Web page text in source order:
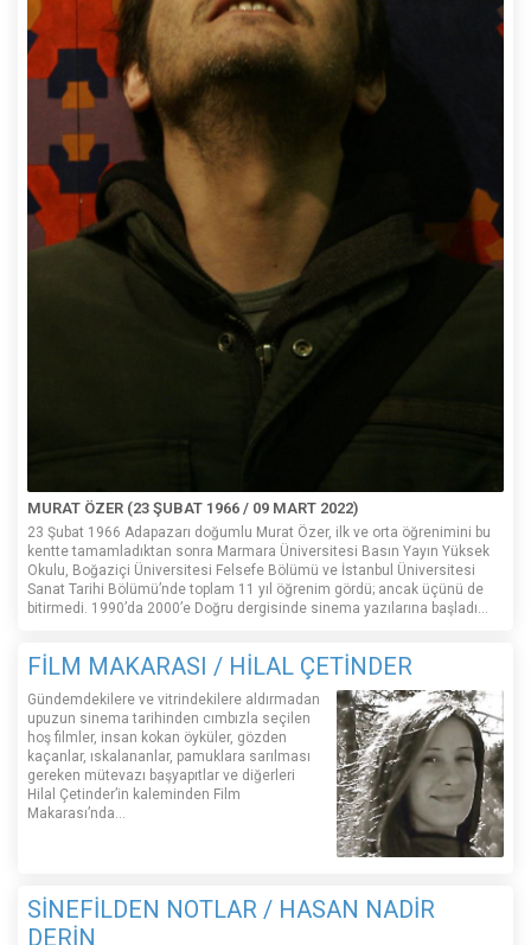
MURAT ÖZER (23 ŞUBAT 1966 / 09 MART 2022)
23 Şubat 1966 Adapazarı doğumlu Murat Özer, ilk ve orta öğrenimini bu
kentte tamamladıktan sonra Marmara Üniversitesi Basın Yayın Yüksek
Okulu, Boğaziçi Üniversitesi Felsefe Bölümü ve İstanbul Üniversitesi
Sanat Tarihi Bölümü’nde toplam 11 yıl öğrenim gördü; ancak üçünü de
bitirmedi. 1990’da 2000’e Doğru dergisinde sinema yazılarına başladı...
FİLM MAKARASI / HİLAL ÇETİNDER
Gündemdekilere ve vitrindekilere aldırmadan
upuzun sinema tarihinden cımbızla seçilen
hoş filmler, insan kokan öyküler, gözden
kaçanlar, ıskalananlar, pamuklara sarılması
gereken mütevazı başyapıtlar ve diğerleri
Hilal Çetinder’in kaleminden Film
Makarası’nda…
SİNEFİLDEN NOTLAR / HASAN NADİR
DERİN